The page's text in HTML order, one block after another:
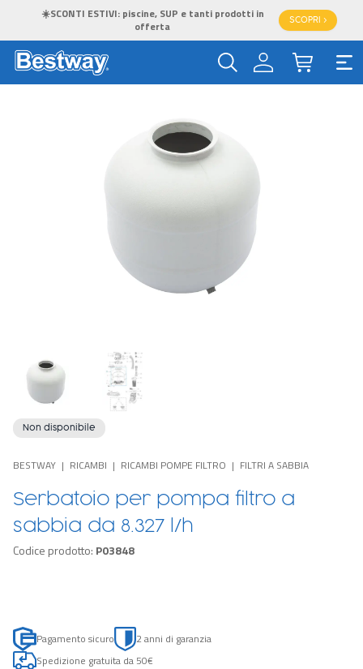
☀️SCONTI ESTIVI: piscine, SUP e tanti prodotti in
offerta
SCOPRI >
Non disponibile
BESTWAY RICAMBI RICAMBI POMPE FILTRO FILTRI A SABBIA
Serbatoio per pompa filtro a
sabbia da 8.327 l/h
Codice prodotto: P03848
Pagamento sicuro
2 anni di garanzia
Spedizione gratuita da 50€